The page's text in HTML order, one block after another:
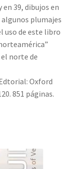
39, dibujos en
algunos plumajes
uso de este libro
norte de
Oxford
851 páginas.